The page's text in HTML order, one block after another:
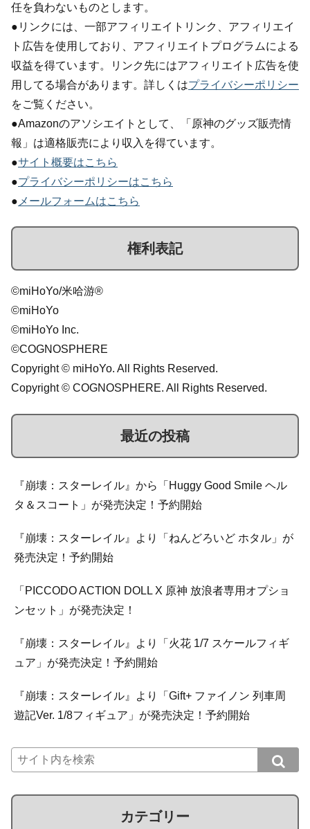
任を負わないものとします。
●リンクには、一部アフィリエイトリンク、アフィリエイ
ト広告を使用しており、アフィリエイトプログラムによる
収益を得ています。リンク先にはアフィリエイト広告を使
用してる場合があります。詳しくはプライバシーポリシー
をご覧ください。
●Amazonのアソシエイトとして、「原神のグッズ販売情
報」は適格販売により収入を得ています。
●サイト概要はこちら
●プライバシーポリシーはこちら
● メールフォームはこちら
権利表記
©miHoYo/米哈游®
©miHoYo
©miHoYo Inc.
©COGNOSPHERE
Copyright © miHoYo. All Rights Reserved.
Copyright © COGNOSPHERE. All Rights Reserved.
最近の投稿
『崩壊：スターレイル』から「Huggy Good Smile ヘル
タ＆スコート」が発売決定！予約開始
『崩壊：スターレイル』より「ねんどろいど ホタル」が
発売決定！予約開始
「PICCODO ACTION DOLL X 原神 放浪者専用オプショ
ンセット」が発売決定！
『崩壊：スターレイル』より「火花 1/7 スケールフィギ
ュア」が発売決定！予約開始
『崩壊：スターレイル』より「Gift+ ファイノン 列車周
遊記Ver. 1/8フィギュア」が発売決定！予約開始
カテゴリー